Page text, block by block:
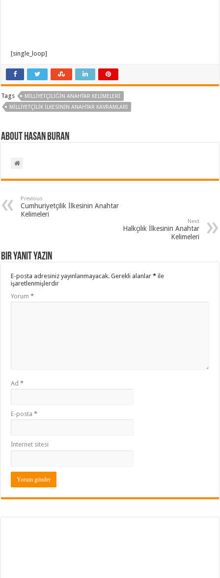
[single_loop]
Tags
MILLIYETÇILIĞIN ANAHTAR KELIMELERI
MILLIYETÇILIK ILKESININ ANAHTAR KAVRAMLARI
About Hasan BURAN
Previous
Cumhuriyetçilik İlkesinin Anahtar
Kelimeleri
Next
Halkçılık İlkesinin Anahtar
Kelimeleri
Bir yanıt yazın
E-posta adresiniz yayınlanmayacak. Gerekli alanlar* ile
işaretlenmişlerdir
Yorum*
Ad*
E-posta*
İnternet sitesi